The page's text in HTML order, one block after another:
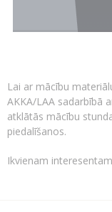
Lai ar mācību
AKKA/LAA sadarbībā
atklātās mācību
piedalīšanos.
Ikvienam